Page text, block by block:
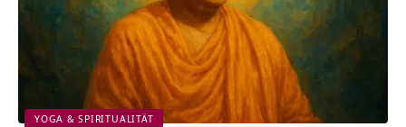
YOGA & SPIRITUALITÄT